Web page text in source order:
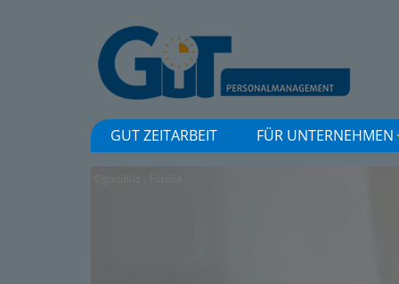
GUT ZEITARBEIT FÜR UNTERNEHMEN